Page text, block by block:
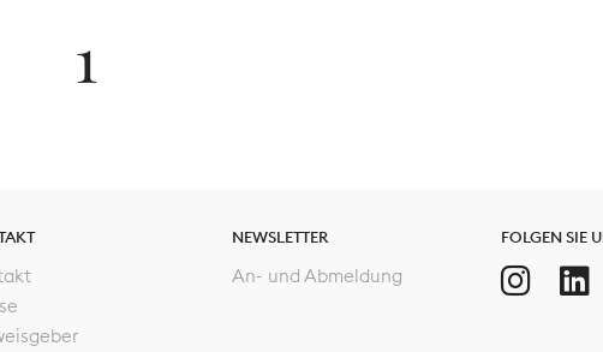
1
NEWSLETTER
An- und Abmeldung
FOLGEN SIE